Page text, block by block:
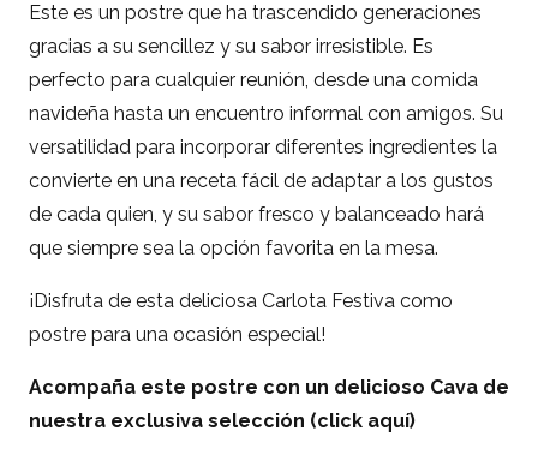
Este es un postre que ha trascendido generaciones
gracias a su sencillez y su sabor irresistible. Es
perfecto para cualquier reunión, desde una comida
navideña hasta un encuentro informal con amigos. Su
versatilidad para incorporar diferentes ingredientes la
convierte en una receta fácil de adaptar a los gustos
de cada quien, y su sabor fresco y balanceado hará
que siempre sea la opción favorita en la mesa.
¡Disfruta de esta deliciosa Carlota Festiva como
postre para una ocasión especial!
Acompaña este postre con un delicioso Cava de
nuestra exclusiva selección (click aquí)